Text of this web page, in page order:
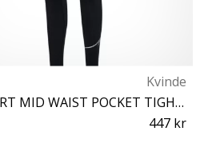
Kvinde
hmlCOURT MID WAIST POCKET TIGHTS W
447 kr